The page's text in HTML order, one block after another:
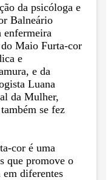
da psicóloga e
Balneário
enfermeira
do Maio Furta-cor
e
e da
Luana
da Mulher,
se fez
cor é uma
que promove o
em diferentes